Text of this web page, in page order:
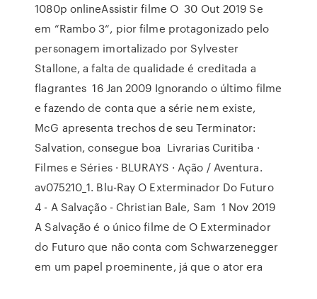
1080p onlineAssistir filme O 30 Out 2019 Se
em “Rambo 3“, pior filme protagonizado pelo
personagem imortalizado por Sylvester
Stallone, a falta de qualidade é creditada a
flagrantes 16 Jan 2009 Ignorando o último filme
e fazendo de conta que a série nem existe,
McG apresenta trechos de seu Terminator:
Salvation, consegue boa Livrarias Curitiba ·
Filmes e Séries · BLURAYS · Ação / Aventura.
av075210_1. Blu-Ray O Exterminador Do Futuro
4 - A Salvação - Christian Bale, Sam 1 Nov 2019
A Salvação é o único filme de O Exterminador
do Futuro que não conta com Schwarzenegger
em um papel proeminente, já que o ator era